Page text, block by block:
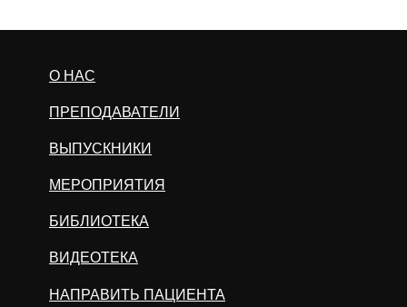
О НАС
ПРЕПОДАВАТЕЛИ
МЕРОПРИЯТИЯ
ВИДЕОТЕКА
БИБЛИОТЕКА
НАПРАВИТЬ ПАЦИЕНТА
ВЫПУСКНИКИ